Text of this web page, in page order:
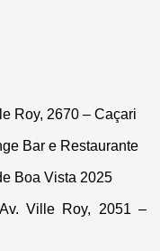
Roy, 2670 – Caçari
Bar e Restaurante
Boa Vista 2025
Ville Roy, 2051 –